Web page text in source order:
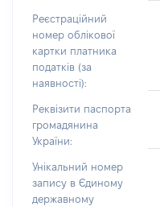
Реєстраційний
номер облікової
картки платника
податків (за
наявності):
Реквізити паспорта
громадянина
України:
Унікальний номер
запису в Єдиному
державному